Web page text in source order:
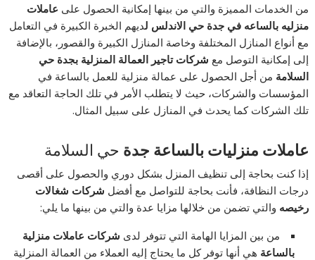
من الخدمات المميزة والتي من بينها إمكانية الحصول على عاملات
منزليه بالساعه في جدة حي الاندلس لديهم الخبرة الكبيرة في التعامل
مع أنواع المنازل المختلفة وخاصة المنازل الكبيرة والقصور، بالإضافة
إلى إمكانية التوصل مع شركات تاجير العمالة المنزلية بجدة حي
السلامة من أجل الحصول على عمالة منزلية للعمل بالساعة في
المؤسسات والشركات، حيث لا يتطلب الأمر في تلك الحاجة التعاقد مع
تلك الشركات كما يحدث في المنازل على سبيل المثال.
عاملات منزليات بالساعة جدة حي السلامة
إذا كنت بحاجة إلى تنظيف المنزل بشكل دوري والحصول على أقصى
درجات النظافة، فأنت بحاجة للتواصل مع أفضل شركات شغالات
رخيصه والتي تضمن من خلالها مزايا عدة والتي من بينها ما يلي:
من بين المزايا الهامة التي تتوفر لدى شركات عاملات منزلية
بالساعة هي أنها توفر كل ما يحتاج إليه العملاء من العمالة المنزلية